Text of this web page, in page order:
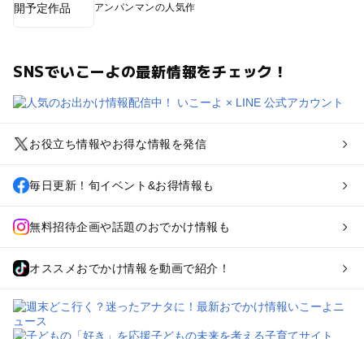
アンパンマンの人気作
SNSでいこーよの最新情報をチェック！
お役立ち情報やお得な情報を発信
毎日更新！旬イベント&お得情報も
無料招待企画や話題のおでかけ情報も
オススメおでかけ情報を動画で紹介！